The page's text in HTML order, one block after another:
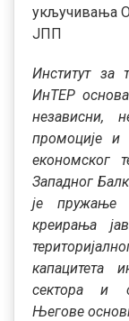
укључивања
ЈПП
Институт за
ИнТЕР
независни,
промоције и
економског
Западног
је пружање
креирања
капацитета
сектора и
Његове